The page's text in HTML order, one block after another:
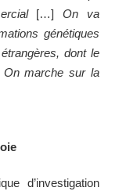
[…] On va
génétiques
dont le
On marche sur la
d’investigation